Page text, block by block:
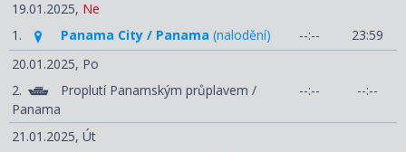
19.01.2025, Ne
1.
Panama City / Panama (nalodění) --:--
23:59
20.01.2025, Po
2.
Proplutí Panamským průplavem /
Panama
--:-- --:--
21.01.2025, Út